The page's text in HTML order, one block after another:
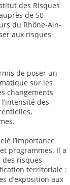
des Risques
de 50
du Rhône-Ain-
aux risques
de poser un
sur les
changements
des
l’importance
programmes. Il a
risques
territoriale :
d’exposition aux